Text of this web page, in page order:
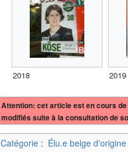
2018 2019
Attention: cet article est en cours
modifiés suite à la consultation de
Catégorie : Élu.e belge